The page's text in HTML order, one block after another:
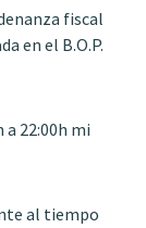
fiscal
en el B.O.P.
a 22:00h mi
al tiempo